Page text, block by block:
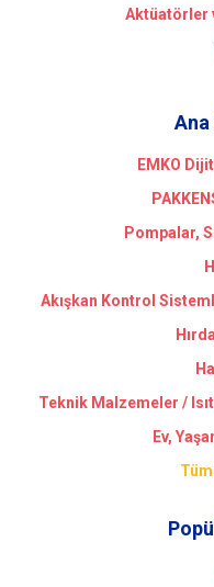
Aktüatörler
EMKO
Pompalar,
Akışkan Kontrol
Teknik Malzemeler /
Ev,